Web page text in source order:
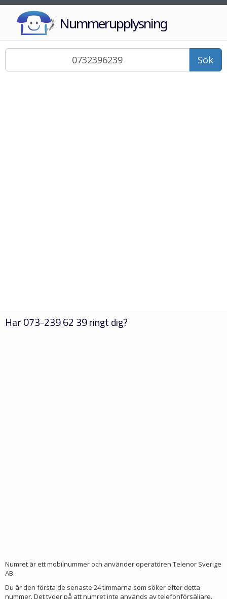
Nummerupplysning
Sök
Har073-239 62 39ringt dig?
Numret är ett mobilnummer och använder operatören Telenor Sverige
AB.
Du är den första de senaste 24 timmarna som söker efter detta
nummer. Det tyder på att numret inte används av telefonförsäljare.